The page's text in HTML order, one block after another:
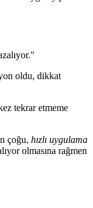
oldu, dikkat
tekrar etmeme
çoğu, hızlı uygulama
olmasına rağmen